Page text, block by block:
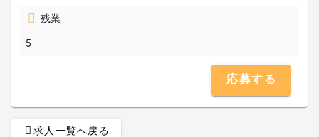
残業
5
応募する
求人一覧へ戻る